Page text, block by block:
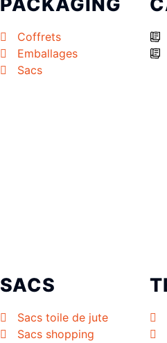
Coffrets
Emballages
Sacs
SACS
Sacs toile de jute
Sacs shopping